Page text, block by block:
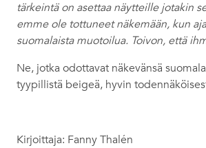
tärkeintä on asettaa näytteille jotakin
emme ole tottuneet näkemään, kun
suomalaista muotoilua. Toivon, että
Ne, jotka odottavat näkevänsä
tyypillistä beigeä, hyvin
Kirjoittaja: Fanny Thalén